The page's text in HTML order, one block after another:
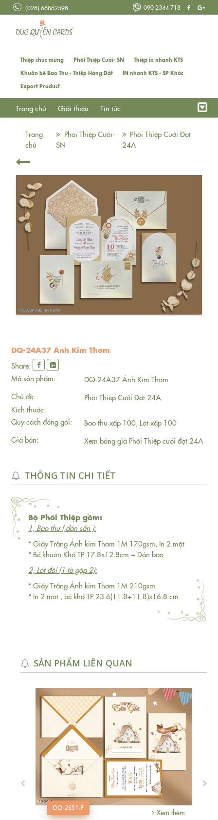
(028) 66862598 090 2344 718
Thiệp chúc mừng Phôi Thiệp Cưới- SN
Thiệp in nhanh KTS
Khuôn bế Bao Thư - Thiệp Hàng Đặt
IN nhanh KTS - SP Khác
Export Product
Trang chủ Giới thiệu Tin tức
Trang
chủ
Phôi Thiệp Cưới-
SN
Phôi Thiệp Cưới Đợt
24A
DQ-24A37 Ánh Kim Thơm
Share:
Mã sản phẩm:
DQ-24A37 Ánh Kim Thơm
Chủ đề:
Phôi Thiệp Cưới Đợt 24A
Kích thước:
Quy cách đóng gói:
Bao thư xấp 100, Lót xấp 100
Giá bán:
Xem bảng giá Phôi Thiệp cưới đợt 24A
THÔNG TIN CHI TIẾT
Bộ Phôi Thiệp gồm:
1, Bao thư ( dán sẵn ):
* Giấy Trắng Ánh kim Thơm 1M 170gsm, In 2 mặt
* Bế khuôn Khổ TP 17.8x12.8cm + Dán bao
2, Lót đôi (1 tờ gập 2):
* Giấy Trắng Ánh kim Thơm 1M 210gsm
* In 2 mặt , bế khổ TP 23.6(11.8+11.8)x16.8 cm.
SẢN PHẨM LIÊN QUAN
DQ-2651-F Xem thêm